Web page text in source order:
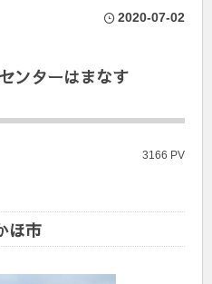
2020-07-02
ンターはまなす
3166 PV
ほ市